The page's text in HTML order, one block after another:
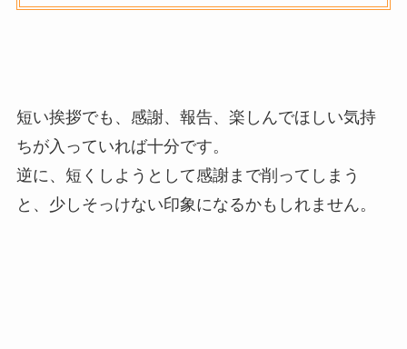
短い挨拶でも、感謝、報告、楽しんでほしい気持
ちが入っていれば十分です。
逆に、短くしようとして感謝まで削ってしまう
と、少しそっけない印象になるかもしれません。